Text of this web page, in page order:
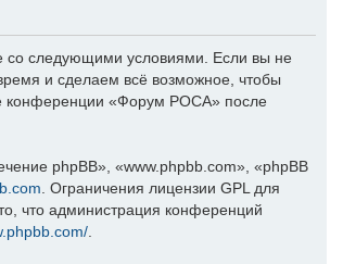
следующими условиями. Если вы не
и сделаем всё возможное, чтобы
конференции «Форум РОСА» после
phpBB», «www.phpbb.com», «phpBB
. Ограничения лицензии GPL для
что администрация конференций